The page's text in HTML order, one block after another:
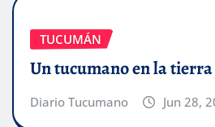
TUCUMÁN
Un tucumano en la
Diario Tucumano Jun 28,